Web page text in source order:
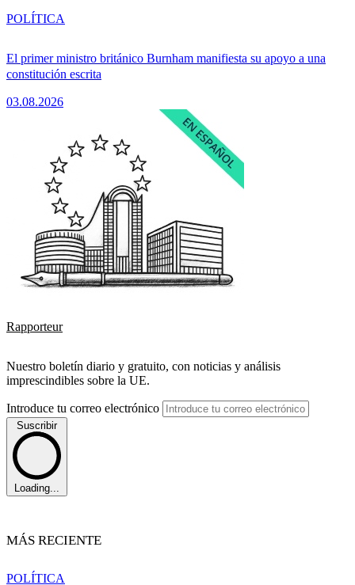
El primer ministro británico Burnham manifiesta su apoyo a una
constitución escrita
03.08.2026
POLÍTICA
Rapporteur
Nuestro boletín diario y gratuito, con noticias y análisis
imprescindibles sobre la UE.
Introduce tu correo electrónico
Suscribir
Loading...
MÁS RECIENTE
POLÍTICA